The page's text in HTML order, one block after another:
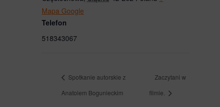
Mapa Google
Telefon
518343067
Spotkanie autorskie z
Anatolem Bogunieckim
Zaczytani w
filmie.